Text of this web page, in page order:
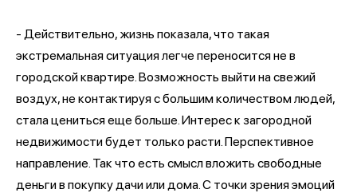
- Действительно, жизнь показала, что такая
экстремальная ситуация легче переносится не в
городской квартире. Возможность выйти на свежий
воздух, не контактируя с большим количеством людей,
стала цениться еще больше. Интерес к загородной
недвижимости будет только расти. Перспективное
направление. Так что есть смысл вложить свободные
деньги в покупку дачи или дома. С точки зрения эмоций